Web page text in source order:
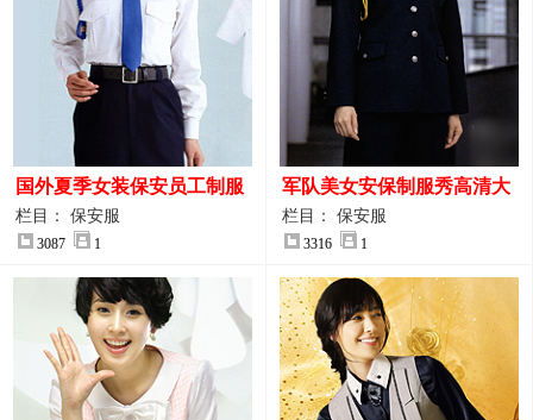
国外夏季女装保安员工制服
装大图
栏目： 保安服
3087 1
军队美女安保制服秀高清大
图
栏目： 保安服
3316 1